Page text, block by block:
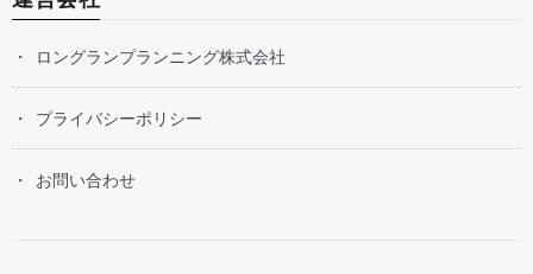
ロングランプランニング株式会社
プライバシーポリシー
お問い合わせ